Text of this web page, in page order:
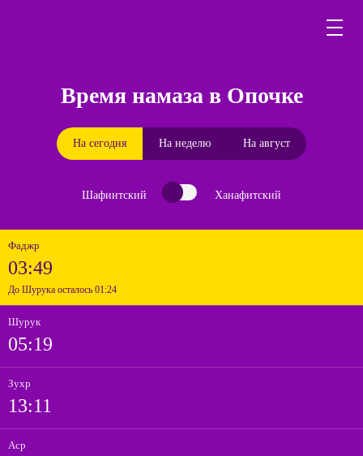
Время намаза в Опочке
На сегодня На неделю На август
Шафиитский Ханафитский
Фаджр
03:49
До Шурука осталось 01:24
Шурук
05:19
Зухр
13:11
Аср